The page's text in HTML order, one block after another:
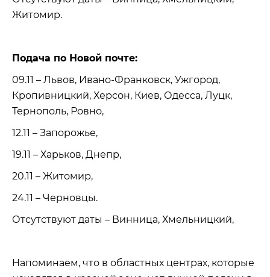
Житомир.
Подача по Новой почте:
09.11 – Львов, Ивано-Франковск, Ужгород,
Кропивницкий, Херсон, Киев, Одесса, Луцк,
Тернополь, Ровно,
12.11 – Запорожье,
19.11 – Харьков, Днепр,
20.11 – Житомир,
24.11 – Черновцы.
Отсутствуют даты – Винница, Хмельницкий,
Напоминаем, что в областных центрах, которые